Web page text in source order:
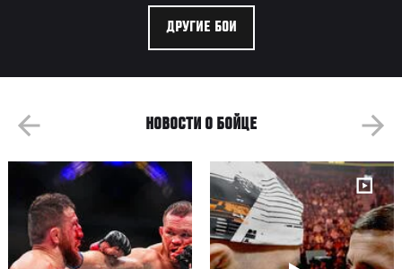
ДРУГИЕ БОИ
НОВОСТИ О БОЙЦЕ